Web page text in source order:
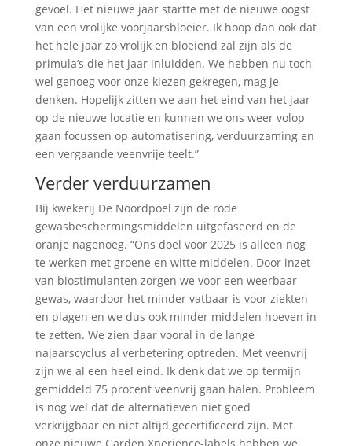
gevoel. Het nieuwe jaar startte met de nieuwe oogst
van een vrolijke voorjaarsbloeier. Ik hoop dan ook dat
het hele jaar zo vrolijk en bloeiend zal zijn als de
primula’s die het jaar inluidden. We hebben nu toch
wel genoeg voor onze kiezen gekregen, mag je
denken. Hopelijk zitten we aan het eind van het jaar
op de nieuwe locatie en kunnen we ons weer volop
gaan focussen op automatisering, verduurzaming en
een vergaande veenvrije teelt.”
Verder verduurzamen
Bij kwekerij De Noordpoel zijn de rode
gewasbeschermingsmiddelen uitgefaseerd en de
oranje nagenoeg. “Ons doel voor 2025 is alleen nog
te werken met groene en witte middelen. Door inzet
van biostimulanten zorgen we voor een weerbaar
gewas, waardoor het minder vatbaar is voor ziekten
en plagen en we dus ook minder middelen hoeven in
te zetten. We zien daar vooral in de lange
najaarscyclus al verbetering optreden. Met veenvrij
zijn we al een heel eind. Ik denk dat we op termijn
gemiddeld 75 procent veenvrij gaan halen. Probleem
is nog wel dat de alternatieven niet goed
verkrijgbaar en niet altijd gecertificeerd zijn. Met